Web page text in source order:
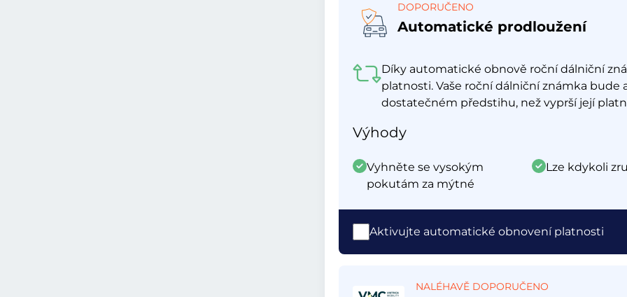
DOPORUČENO
Automatické prodloužení
Díky automatické obnově roční dálniční
platnosti. Vaše roční dálniční známka
dostatečném předstihu, než vyprší její
Výhody
Vyhněte se vysokým
pokutám za mýtné
Lze kdykoli
Aktivujte automatické obnovení platnosti
NALÉHAVĚ DOPORUČENO